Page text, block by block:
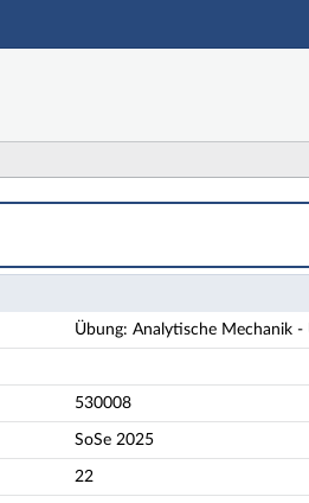
1 (1. Termingruppe) - Details
Übung: Analytische Mechanik -
530008
SoSe 2025
22